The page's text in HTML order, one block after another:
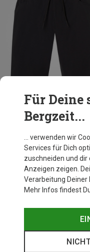
Du sparst 25%
Für Deine
Bergzeit...
… verwenden wir
Services für Dich
zuschneiden und
Anzeigen zeigen.
Verarbeitung Deiner
Mehr Infos findest